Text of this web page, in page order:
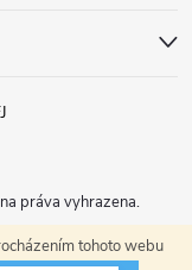
tohoto webu
práva vyhrazena.